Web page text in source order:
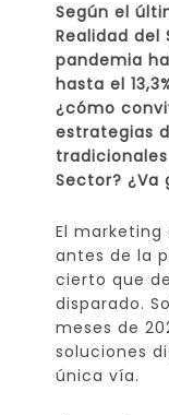
Según el
Realidad del
pandemia
hasta el
¿cómo
estrategias
Sector? ¿Va
El
antes de la
cierto que
disparado.
meses de
soluciones
única vía.